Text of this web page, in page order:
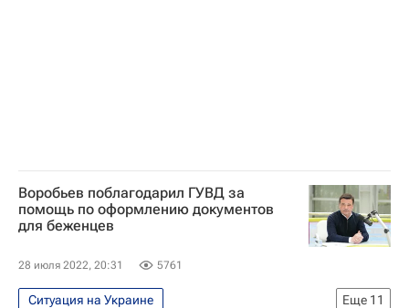
Воробьев поблагодарил ГУВД за
помощь по оформлению документов
для беженцев
28 июля 2022, 20:31 5761
Еще 11
Ситуация на Украине